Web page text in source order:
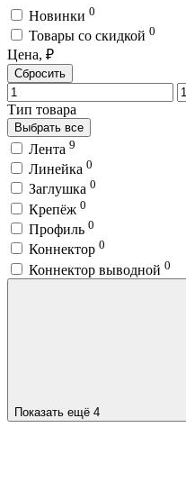
Новинки 0
Товары со скидкой 0
Цена, ₽
Сбросить
Тип товара
Выбрать все
Лента 9
Линейка 0
Заглушка 0
Крепёж 0
Профиль 0
Коннектор 0
Коннектор выводной 0
Показать ещё 4